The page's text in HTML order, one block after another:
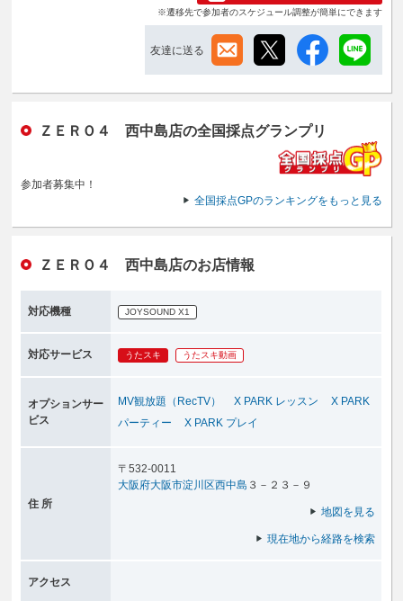
※遷移先で参加者のスケジュール調整が簡単にできます
友達に送る
ＺＥＲＯ４ 西中島店の全国採点グランプリ
参加者募集中！
全国採点GPのランキングをもっと見る
ＺＥＲＯ４ 西中島店のお店情報
対応機種 JOYSOUND X1
対応サービス うたスキ うたスキ動画
オプションサー
ビス
MV観放題（RecTV） X PARK レッスン
X PARK
パーティー
X PARK プレイ
住 所
〒532-0011
大阪府大阪市淀川区西中島 ３－２３－９
地図を見る
現在地から経路を検索
アクセス